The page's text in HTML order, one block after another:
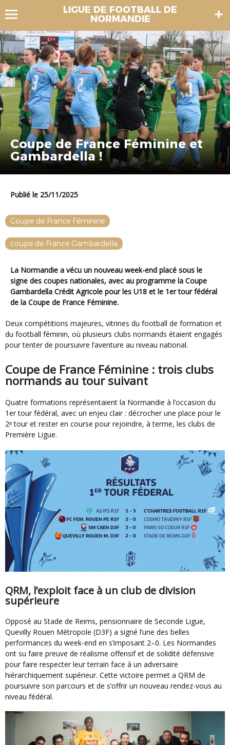
LIGUE DE FOOTBALL DE
NORMANDIE
Coupe de France Féminine et
Gambardella !
Publié le 25/11/2025
Coupe de France Féminine
coupe de France Gambardella
La Normandie a vécu un nouveau week-end placé sous le
signe des coupes nationales, avec au programme la Coupe
Gambardella Crédit Agricole pour les U18 et le 1er tour fédéral
de la Coupe de France Féminine.
Deux compétitions majeures, vitrines du football de formation et
du football féminin, où plusieurs clubs normands étaient engagés
pour tenter de poursuivre l’aventure au niveau national.
Coupe de France Féminine : trois clubs
normands au tour suivant
Quatre formations représentaient la Normandie à l’occasion du
1er tour fédéral, avec un enjeu clair : décrocher une place pour le
2ᵉ tour et rester en course pour rejoindre, à terme, les clubs de
Première Ligue.
QRM, l’exploit face à un club de division
supérieure
Opposé au Stade de Reims, pensionnaire de Seconde Ligue,
Quevilly Rouen Métropole (D3F) a signé l’une des belles
performances du week-end en s’imposant 2–0. Les Normandes
ont su faire preuve de réalisme offensif et de solidité défensive
pour faire respecter leur terrain face à un adversaire
hiérarchiquement supérieur. Cette victoire permet a QRM de
poursuivre son parcours et de s’offrir un nouveau rendez-vous au
niveau fédéral.